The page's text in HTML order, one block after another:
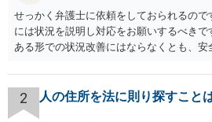
せっかく弁護士に依頼をしておられるの
には状況を説明し対応をお願いするべき
ある形での状況改善にはならなくとも、
2 人の住所を法に則り探すこと